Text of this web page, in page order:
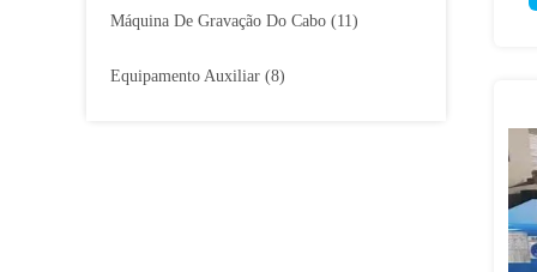
Máquina De Gravação Do Cabo (11)
Equipamento Auxiliar (8)